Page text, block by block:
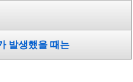
발생했을 때는